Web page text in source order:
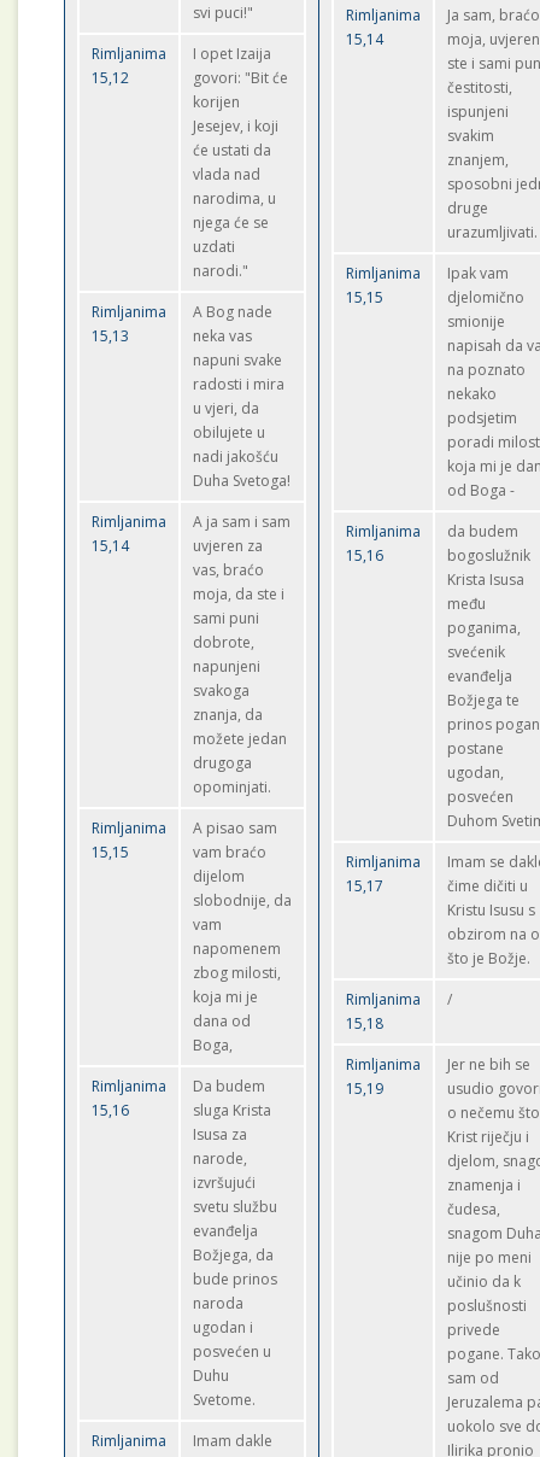
svi puci!"
Rimljanima
15,12
I opet Izaija
govori: "Bit će
korijen
Jesejev, i koji
će ustati da
vlada nad
narodima, u
njega će se
uzdati
narodi."
Rimljanima
15,13
A Bog nade
neka vas
napuni svake
radosti i mira
u vjeri, da
obilujete u
nadi jakošću
Duha Svetoga!
Rimljanima
15,14
A ja sam i sam
uvjeren za
vas, braćo
moja, da ste i
sami puni
dobrote,
napunjeni
svakoga
znanja, da
možete jedan
drugoga
opominjati.
Rimljanima
15,15
A pisao sam
vam braćo
dijelom
slobodnije, da
vam
napomenem
zbog milosti,
koja mi je
dana od
Boga,
Rimljanima
15,16
Da budem
sluga Krista
Isusa za
narode,
izvršujući
svetu službu
evanđelja
Božjega, da
bude prinos
naroda
ugodan i
posvećen u
Duhu
Svetome.
Rimljanima
Imam dakle
Rimljanima
15,14
Ja sam, braćo
moja,
ste i sami
čestitosti,
ispunjeni
svakim
znanjem,
sposobni
druge
urazumljivati.
Rimljanima
15,15
Ipak vam
djelomično
smionije
napisah da
na poznato
nekako
podsjetim
poradi
koja mi je
od Boga -
Rimljanima
15,16
da budem
bogoslužnik
Krista Isusa
među
poganima,
svećenik
evanđelja
Božjega te
prinos
postane
ugodan,
posvećen
Duhom
Rimljanima
15,17
Imam se
čime dičiti u
Kristu Isusu s
obzirom na
što je Božje.
Rimljanima
15,18
/
Rimljanima
15,19
Jer ne bih se
usudio
o nečemu što
Krist riječju i
djelom,
znamenja i
čudesa,
snagom
nije po meni
učinio da k
poslušnosti
privede
pogane.
sam od
Jeruzalema
uokolo sve
Ilirika pronio